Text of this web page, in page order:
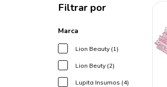
Filtrar por
Marca
Lion Beauty (1)
Lion Beuty (2)
Lupita Insumos (4)